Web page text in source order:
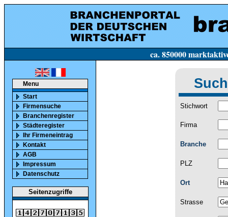
ca. 850000 marktaktive Firmen in
Menu
Start
Firmensuche
Branchenregister
Städteregister
Ihr Firmeneintrag
Kontakt
AGB
Impressum
Datenschutz
Seitenzugriffe
Stichwort
Firma
Branche
PLZ
Ort
Strasse